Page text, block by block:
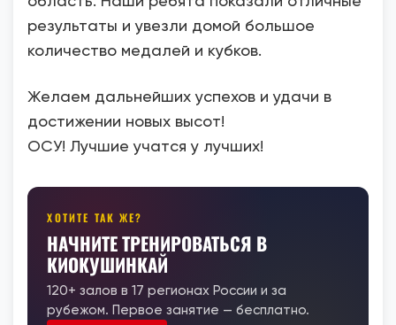
результаты и увезли домой большое
количество медалей и кубков.
Желаем дальнейших успехов и удачи в
достижении новых высот!
ОСУ! Лучшие учатся у лучших!
ХОТИТЕ ТАК ЖЕ?
НАЧНИТЕ ТРЕНИРОВАТЬСЯ В
КИОКУШИНКАЙ
120+ залов в 17 регионах России и за
рубежом. Первое занятие — бесплатно.